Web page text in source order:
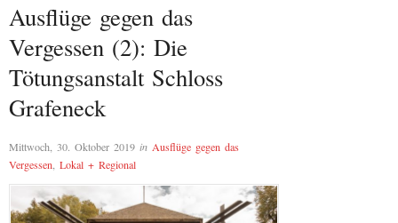
Ausflüge gegen das
Vergessen (2): Die
Tötungsanstalt Schloss
Grafeneck
Mittwoch, 30. Oktober 2019 in Ausflüge gegen das
Vergessen Lokal + Regional